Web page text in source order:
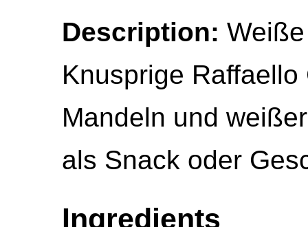
Description:
Knusprige
Mandeln und
als Snack oder
Ingredients